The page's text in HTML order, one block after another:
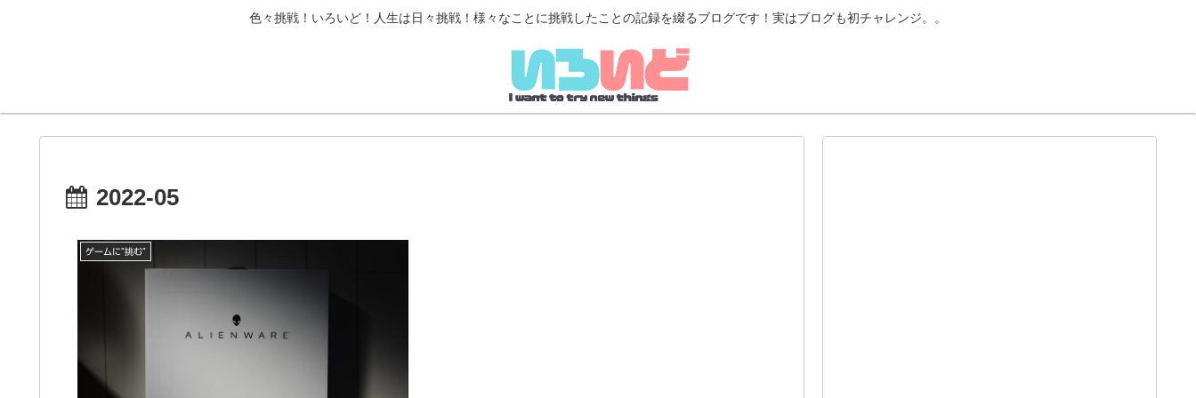
色々挑戦！いろいど！人生は日々挑戦！様々なことに挑戦したことの記録を綴るブログです！実はブログも初チャレンジ。。
2022-05
ゲームに”挑む”